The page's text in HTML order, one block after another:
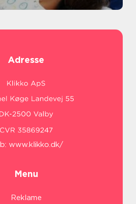
Adresse
www.klikko.dk/
Menu
Reklame